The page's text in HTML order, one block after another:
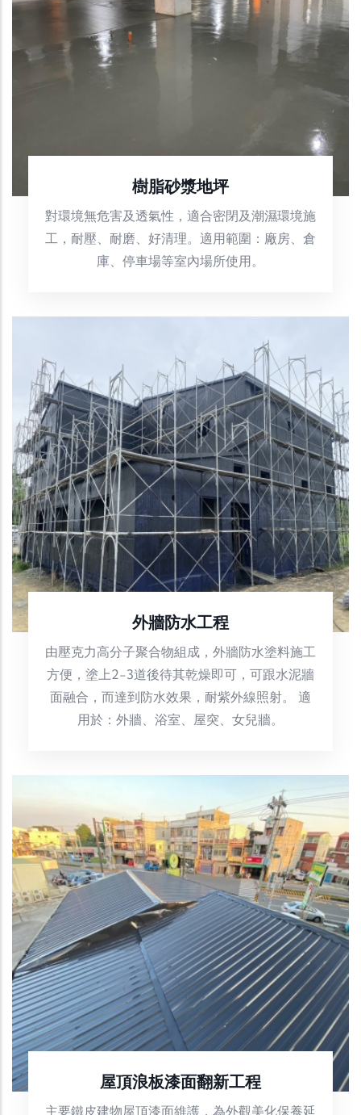
樹脂砂漿地坪
對環境無危害及透氣性，適合密閉及潮濕環境施
工，耐壓、耐磨、好清理。適用範圍：廠房、倉
庫、停車場等室內場所使用。
外牆防水工程
由壓克力高分子聚合物組成，外牆防水塗料施工
方便，塗上2-3道後待其乾燥即可，可跟水泥牆
面融合，而達到防水效果，耐紫外線照射。 適
用於：外牆、浴室、屋突、女兒牆。
屋頂浪板漆面翻新工程
主要鐵皮建物屋頂漆面維護，為外觀美化保養延